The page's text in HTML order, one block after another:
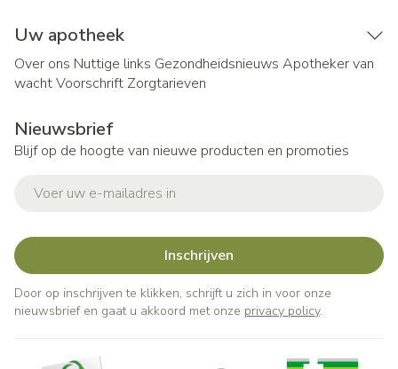
Uw apotheek
Over ons Nuttige links Gezondheidsnieuws Apotheker van
wachtVoorschrift Zorgtarieven
Nieuwsbrief
Blijf op de hoogte van nieuwe producten en promoties
Inschrijven
Door op inschrijven te klikken, schrijft u zich in voor onze
nieuwsbrief en gaat u akkoord met onze privacy policy.